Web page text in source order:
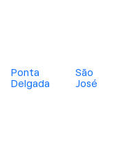
Ponta
Delgada
São
José